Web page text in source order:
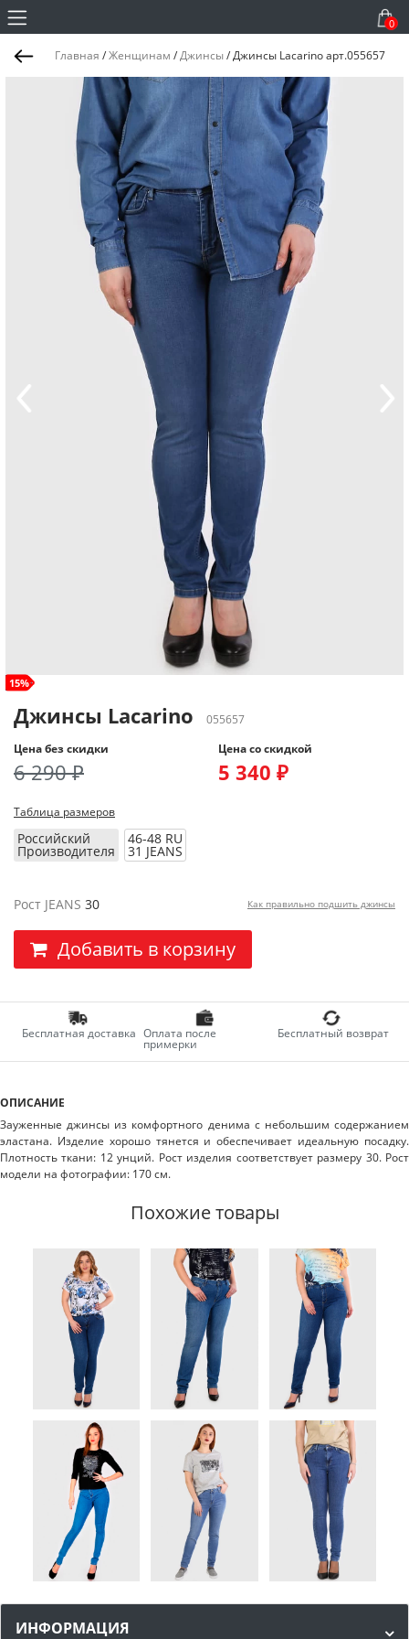
0
Главная /Женщинам /Джинсы/Джинсы Lacarino арт.055657
size+
15%
Джинсы Lacarino
055657
Цена без скидки
6 290 ₽
Цена со скидкой
5 340 ₽
Таблица размеров
Российский
Производителя
46-48 RU
31 JEANS
Рост JEANS 30 Как правильно подшить джинсы
Добавить в корзину
Бесплатная доставка Оплата после
примерки
Бесплатный возврат
ОПИСАНИЕ
Зауженные джинсы из комфортного денима с небольшим содержанием
эластана. Изделие хорошо тянется и обеспечивает идеальную посадку.
Плотность ткани: 12 унций. Рост изделия соответствует размеру 30. Рост
модели на фотографии: 170 см.
Похожие товары
ИНФОРМАЦИЯ